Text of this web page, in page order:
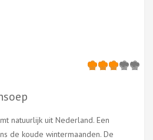
natuurlijk uit Nederland. Een
de koude wintermaanden. De